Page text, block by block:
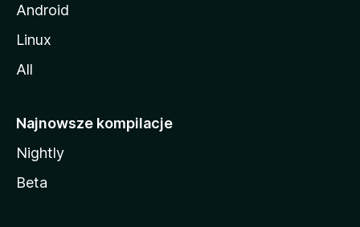
Android
Linux
All
Najnowsze kompilacje
Nightly
Beta